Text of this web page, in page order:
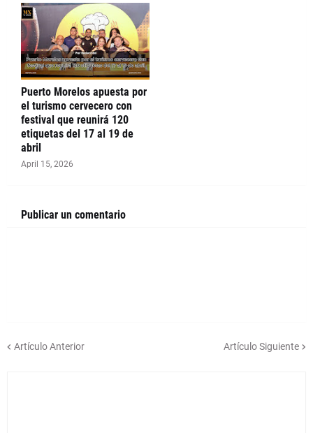
Puerto Morelos apuesta por
el turismo cervecero con
festival que reunirá 120
etiquetas del 17 al 19 de
abril
April 15, 2026
Publicar un comentario
Artículo Anterior Artículo Siguiente